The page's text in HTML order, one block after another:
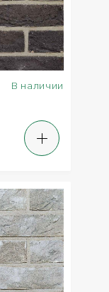
В наличии